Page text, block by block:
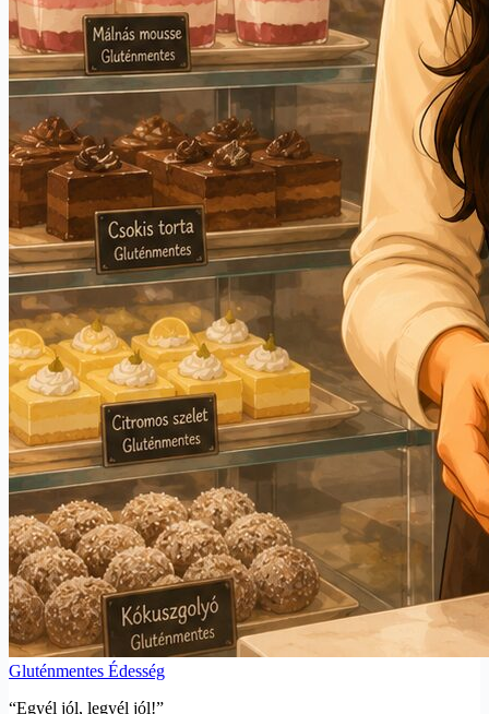
Gluténmentes Édesség
“Egyél jól, legyél jól!”